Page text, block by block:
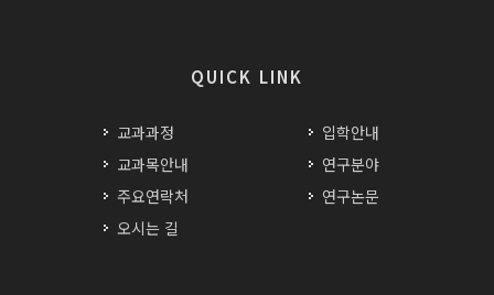
QUICK LINK
교과과정
교과목안내
주요연락처
오시는 길
입학안내
연구분야
연구논문